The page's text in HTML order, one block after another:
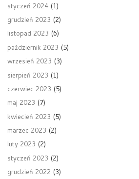
styczeń 2024 (1)
grudzień 2023 (2)
listopad 2023 (6)
październik 2023 (5)
wrzesień 2023 (3)
sierpień 2023 (1)
czerwiec 2023 (5)
maj 2023 (7)
kwiecień 2023 (5)
marzec 2023 (2)
luty 2023 (2)
styczeń 2023 (2)
grudzień 2022 (3)